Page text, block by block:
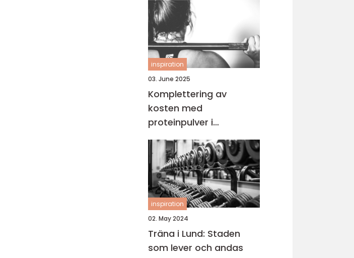
inspiration
03. June 2025
Komplettering av
kosten med
proteinpulver i
Göteborg
inspiration
02. May 2024
Träna i Lund: Staden
som lever och andas